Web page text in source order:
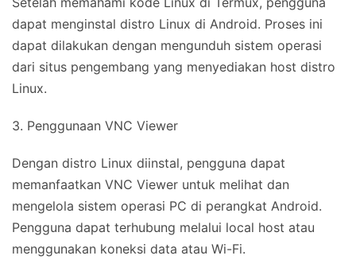
dapat menginstal distro Linux di Android. Proses ini
dapat dilakukan dengan mengunduh sistem operasi
dari situs pengembang yang menyediakan host distro
Linux.
3. Penggunaan VNC Viewer
Dengan distro Linux diinstal, pengguna dapat
memanfaatkan VNC Viewer untuk melihat dan
mengelola sistem operasi PC di perangkat Android.
Pengguna dapat terhubung melalui local host atau
menggunakan koneksi data atau Wi-Fi.